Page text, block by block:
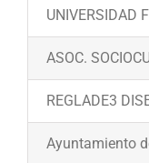
UNIVERSIDAD
ASOC.
REGLADE3
Ayuntamiento